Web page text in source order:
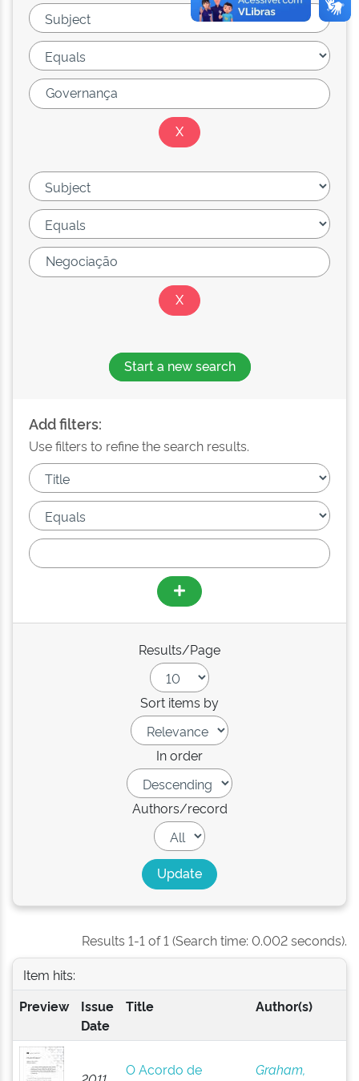
Start a new search
Add filters:
Use filters to refine the search results.
Results/Page
Sort items by
In order
Authors/record
Results 1-1 of 1 (Search time: 0.002 seconds).
Item hits:
Preview
Issue
Date
Title Author(s)
O Acordo de
Graham,